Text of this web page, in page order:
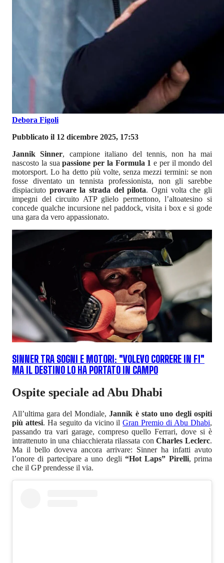
Debora Figoli
Pubblicato il 12 dicembre 2025, 17:53
Jannik Sinner, campione italiano del tennis, non ha mai
nascosto la suapassione per la Formula 1 e per il mondo del
motorsport. Lo ha detto più volte, senza mezzi termini: se non
fosse diventato un tennista professionista, non gli sarebbe
dispiaciuto provare la strada del pilota. Ogni volta che gli
impegni del circuito ATP glielo permettono, l’altoatesino si
concede qualche incursione nel paddock, visita i box e si gode
una gara da vero appassionato.
SINNER TRA SOGNI E MOTORI: "VOLEVO CORRERE IN F1"
MA IL DESTINO LO HA PORTATO IN CAMPO
Ospite speciale ad Abu Dhabi
All’ultima gara del Mondiale, Jannik è stato uno degli ospiti
più attesi. Ha seguito da vicino ilGran Premio di Abu Dhabi,
passando tra vari garage, compreso quello Ferrari, dove si è
intrattenuto in una chiacchierata rilassata conCharles Leclerc.
Ma il bello doveva ancora arrivare: Sinner ha infatti avuto
l’onore di partecipare a uno degli “Hot Laps” Pirelli, prima
che il GP prendesse il via.